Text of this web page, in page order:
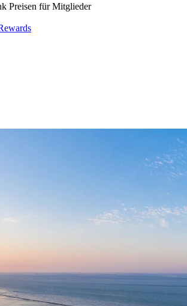
Preisen für Mitglieder